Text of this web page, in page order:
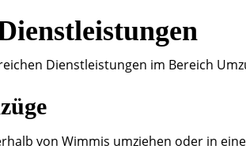
Dienstleistungen im Bereich
von Wimmis umziehen oder in